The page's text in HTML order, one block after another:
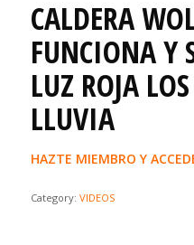
CALDERA
FUNCIONA Y
LUZ ROJA
LLUVIA
HAZTE MIEMBRO Y
Category: VIDEOS